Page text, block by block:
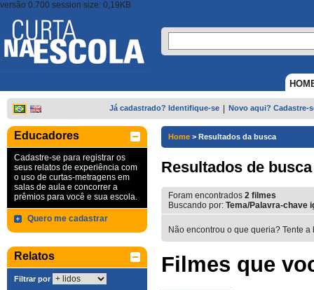
versão 0.700 session size: 0,19KB
Já cadastrado? Identifique-se Novo aqui? Cadastre-
Educadores
Cadastre-se para registrar os
seus relatos de experiência com
o uso de curtas-metragens em
salas de aula e concorrer a
prêmios para você e sua escola.
Quero me cadastrar
Relatos
Filtrar por
Home > Resultados da busca
Resultados de busca
Foram encontrados 2 filmes
Buscando por: Tema/Palavra-chave
Não encontrou o que queria? Tente
Filmes que